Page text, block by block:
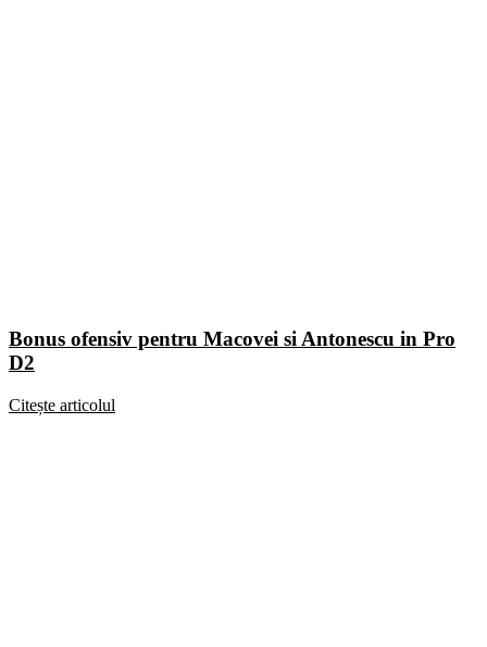
Bonus ofensiv pentru Macovei si Antonescu in Pro
D2
Citește articolul